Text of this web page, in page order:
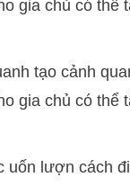
gia chủ có
tạo cảnh
gia chủ có
lượn cách